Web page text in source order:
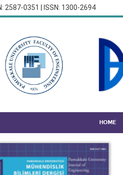
2587-0351 | ISSN: 1300-2694
HOME